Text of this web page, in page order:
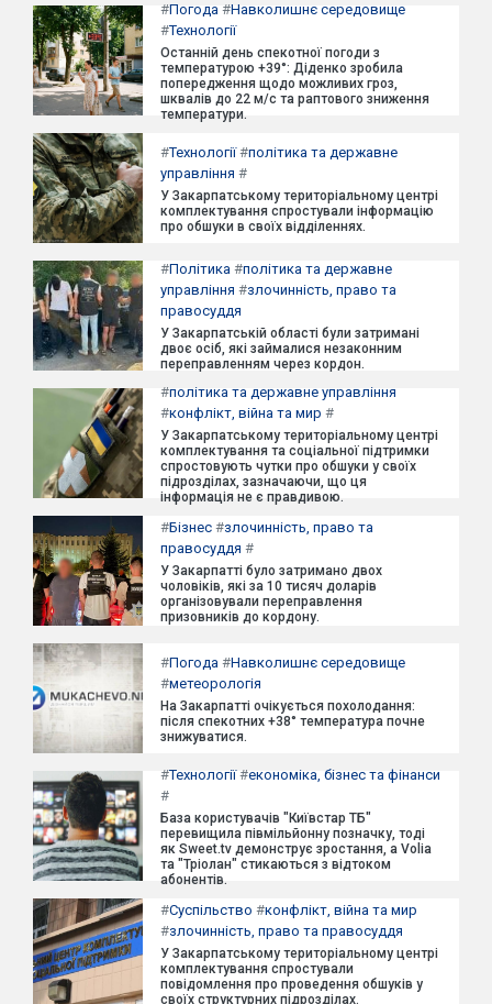
#Погода #Навколишнє середовище
#Технології
Останній день спекотної погоди з
температурою +39°: Діденко зробила
попередження щодо можливих гроз,
шквалів до 22 м/с та раптового зниження
температури.
#Технології#політика та державне
управління #
У Закарпатському територіальному центрі
комплектування спростували інформацію
про обшуки в своїх відділеннях.
#Політика #політика та державне
управління #злочинність, право та
правосуддя
У Закарпатській області були затримані
двоє осіб, які займалися незаконним
переправленням через кордон.
#політика та державне управління
#конфлікт, війна та мир #
У Закарпатському територіальному центрі
комплектування та соціальної підтримки
спростовують чутки про обшуки у своїх
підрозділах, зазначаючи, що ця
інформація не є правдивою.
#Бізнес #злочинність, право та
правосуддя #
У Закарпатті було затримано двох
чоловіків, які за 10 тисяч доларів
організовували переправлення
призовників до кордону.
#Погода #Навколишнє середовище
#метеорологія
На Закарпатті очікується похолодання:
після спекотних +38° температура почне
знижуватися.
#Технології#економіка, бізнес та фінанси
#
База користувачів "Київстар ТБ"
перевищила півмільйонну позначку, тоді
як Sweet.tv демонструє зростання, а Volia
та "Тріолан" стикаються з відтоком
абонентів.
#Суспільство #конфлікт, війна та мир
#злочинність, право та правосуддя
У Закарпатському територіальному центрі
комплектування спростували
повідомлення про проведення обшуків у
своїх структурних підрозділах.